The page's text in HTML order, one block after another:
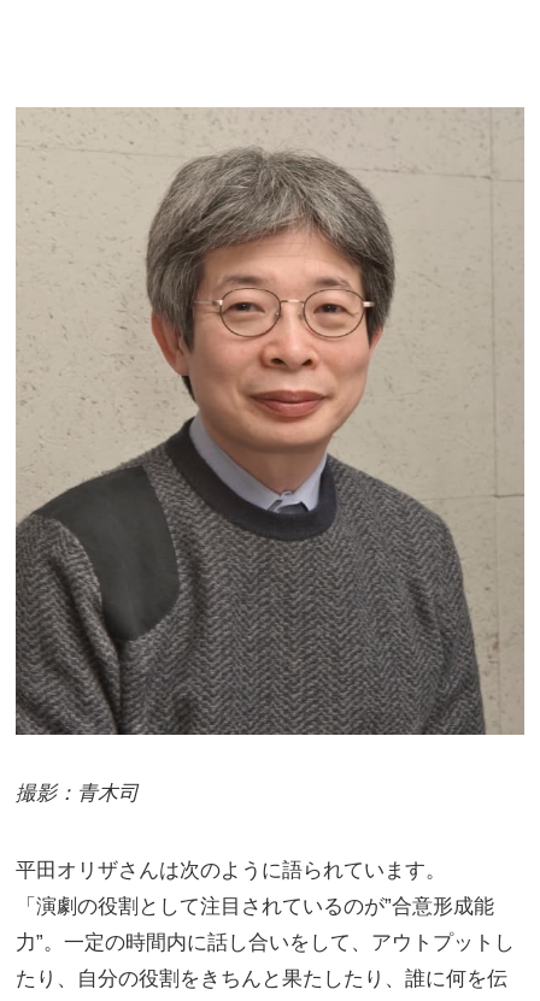
撮影：青木司
平田オリザさんは次のように語られています。
「演劇の役割として注目されているのが”合意形成能
力”。一定の時間内に話し合いをして、アウトプットし
たり、自分の役割をきちんと果たしたり、誰に何を伝